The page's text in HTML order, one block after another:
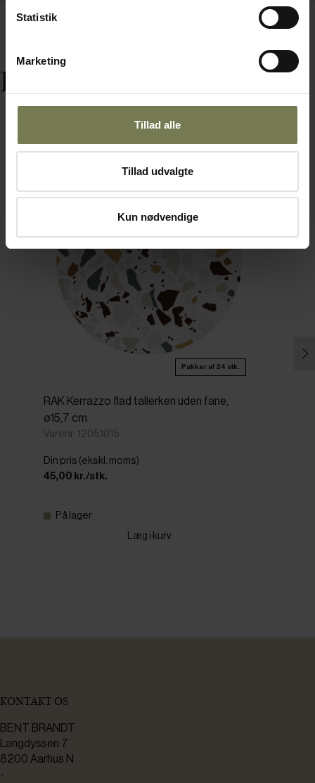
Statistik
Marketing
Tillad alle
Tillad udvalgte
Kun nødvendige
Relaterede varer
Pakker af 24 stk.
RAK Kerrazzo flad tallerken uden fane,
ø15,7 cm
Varenr: 12051015
Din pris (ekskl. moms)
45,00 kr./stk.
På lager
Læg i kurv
KONTAKT OS
BENT BRANDT
Langdyssen 7
8200 Aarhus N
-